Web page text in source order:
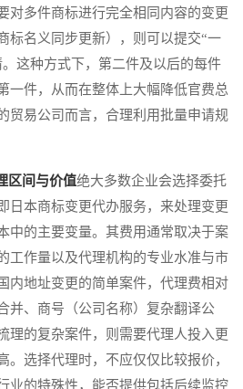
对多件商标进行完全相同内容的变更
标名义同步更新），则可以提交“一
这种方式下，第二件及以后的每件
一件，从而在整体上大幅降低官费总
贸易公司而言，合理利用批量申请规
区间与价值绝大多数企业会选择委托
日本商标变更代办服务，来处理变更
中的主要变量。其费用通常取决于案
工作量以及代理机构的专业水准与市
内地址变更的简单案件，代理费相对
并、商号（公司名称）复杂翻译公
理的复杂案件，则需要代理人投入更
。选择代理时，不应仅仅比较报价，
业的特殊性，能否提供包括后续监控